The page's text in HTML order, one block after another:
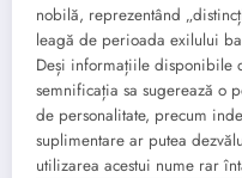
nobilă, reprezentând
leagă de perioada exilului
Deși informațiile disponibile
semnificația sa sugerează o
de personalitate, precum
suplimentare ar putea
utilizarea acestui nume rar